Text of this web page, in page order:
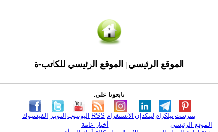
الموقع الرئيسي الموقع الرئيسي للكاتب-ة
تابعونا على:
الفيسبوك التويتر اليوتيوب RSS الانستغرام لينكدإن تيلكرامبنترست
الموقع الرئيسي
أخبار عامة